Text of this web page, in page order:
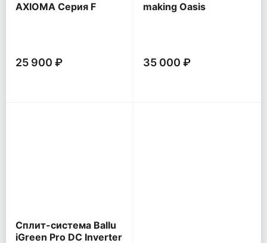
AXIOMA Серия F
25 900 ₽
making Oasis
35 000 ₽
Сплит-система Ballu
iGreen Pro DC Inverter